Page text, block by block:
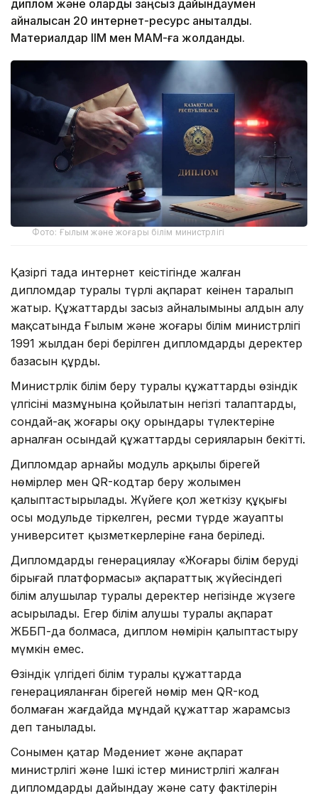
диплом және оларды заңсыз дайындаумен
айналысқан 20 интернет-ресурс анықталды.
Материалдар ІІМ мен МАМ-ға жолданды.
Фото: Ғылым және жоғары білім министрлігі
Қазіргі таңда интернет кеңістігінде жалған
дипломдар туралы түрлі ақпарат кеңінен таралып
жатыр. Құжаттардың заңсыз айналымының алдын алу
мақсатында Ғылым және жоғары білім министрлігі
1991 жылдан бері берілген дипломдардың деректер
базасын құрды.
Министрлік білім беру туралы құжаттардың өзіндік
үлгісінің мазмұнына қойылатын негізгі талаптарды,
сондай-ақ жоғары оқу орындары түлектеріне
арналған осындай құжаттардың серияларын бекітті.
Дипломдар арнайы модуль арқылы бірегей
нөмірлер мен QR-кодтар беру жолымен
қалыптастырылады. Жүйеге қол жеткізу құқығы
осы модульде тіркелген, ресми түрде жауапты
университет қызметкерлеріне ғана беріледі.
Дипломдарды генерациялау «Жоғары білім берудің
бірыңғай платформасы» ақпараттық жүйесіндегі
білім алушылар туралы деректер негізінде жүзеге
асырылады. Егер білім алушы туралы ақпарат
ЖББП-да болмаса, диплом нөмірін қалыптастыру
мүмкін емес.
Өзіндік үлгідегі білім туралы құжаттарда
генерацияланған бірегей нөмір мен QR-код
болмаған жағдайда мұндай құжаттар жарамсыз
деп танылады.
Сонымен қатар Мәдениет және ақпарат
министрлігі және Ішкі істер министрлігі жалған
дипломдарды дайындау және сату фактілерін